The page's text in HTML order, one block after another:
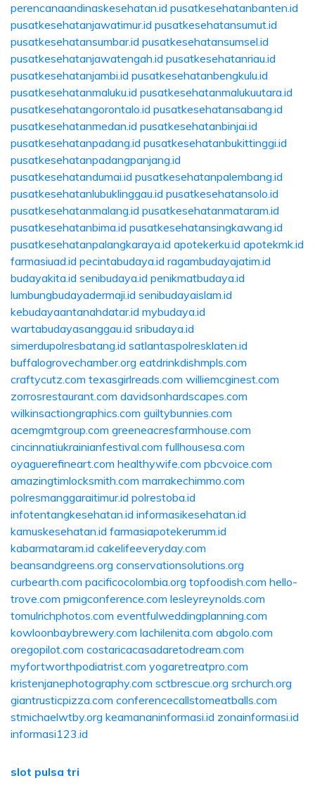
perencanaandinaskesehatan.id pusatkesehatanbanten.id
pusatkesehatanjawatimur.id pusatkesehatansumut.id
pusatkesehatansumbar.id pusatkesehatansumsel.id
pusatkesehatanjawatengah.id pusatkesehatanriau.id
pusatkesehatanjambi.id pusatkesehatanbengkulu.id
pusatkesehatanmaluku.id pusatkesehatanmalukuutara.id
pusatkesehatangorontalo.id pusatkesehatansabang.id
pusatkesehatanmedan.id pusatkesehatanbinjai.id
pusatkesehatanpadang.id pusatkesehatanbukittinggi.id
pusatkesehatanpadangpanjang.id
pusatkesehatandumai.id pusatkesehatanpalembang.id
pusatkesehatanlubuklinggau.id pusatkesehatansolo.id
pusatkesehatanmalang.id pusatkesehatanmataram.id
pusatkesehatanbima.id pusatkesehatansingkawang.id
pusatkesehatanpalangkaraya.id apotekerku.id apotekmk.id
farmasiuad.id pecintabudaya.id ragambudayajatim.id
budayakita.id senibudaya.id penikmatbudaya.id
lumbungbudayadermaji.id senibudayaislam.id
kebudayaantanahdatar.id mybudaya.id
wartabudayasanggau.id sribudaya.id
simerdupolresbatang.id satlantaspolresklaten.id
buffalogrovechamber.org eatdrinkdishmpls.com
craftycutz.com texasgirlreads.com williemcginest.com
zorrosrestaurant.com davidsonhardscapes.com
wilkinsactiongraphics.com guiltybunnies.com
acemgmtgroup.com greeneacresfarmhouse.com
cincinnatiukrainianfestival.com fullhousesa.com
oyaguerefineart.com healthywife.com pbcvoice.com
amazingtimlocksmith.com marrakechimmo.com
polresmanggaraitimur.id polrestoba.id
infotentangkesehatan.id informasikesehatan.id
kamuskesehatan.id farmasiapotekerumm.id
kabarmataram.id cakelifeeveryday.com
beansandgreens.org conservationsolutions.org
curbearth.com pacificocolombia.org topfoodish.com hello-
trove.com pmigconference.com lesleyreynolds.com
tomulrichphotos.com eventfulweddingplanning.com
kowloonbaybrewery.com lachilenita.com abgolo.com
oregopilot.com costaricacasadaretodream.com
myfortworthpodiatrist.com yogaretreatpro.com
kristenjanephotography.com sctbrescue.org srchurch.org
giantrusticpizza.com conferencecallstomeatballs.com
stmichaelwtby.org keamananinformasi.id zonainformasi.id
informasi123.id
slot pulsa tri